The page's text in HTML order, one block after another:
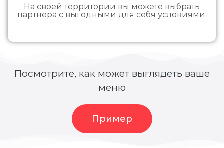
На своей территории вы можете выбрать
партнера с выгодными для себя условиями.
Посмотрите, как может выглядеть ваше
меню
Пример